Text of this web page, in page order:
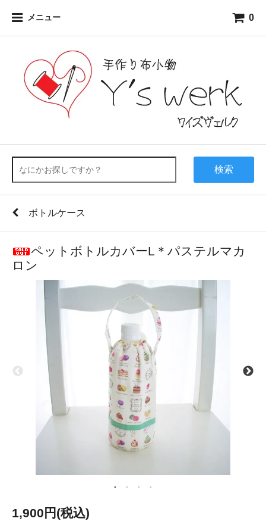
メニュー 0
検索
ボトルケース
ペットボトルカバーL＊パステルマカ
ロン
1,900円(税込)